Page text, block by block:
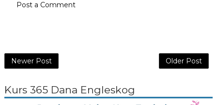
Post a Comment
Newer Post Older Post
Kurs 365 Dana Engleskog